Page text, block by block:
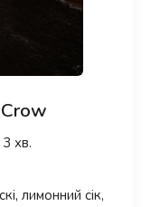
хв.
лимонний сік,